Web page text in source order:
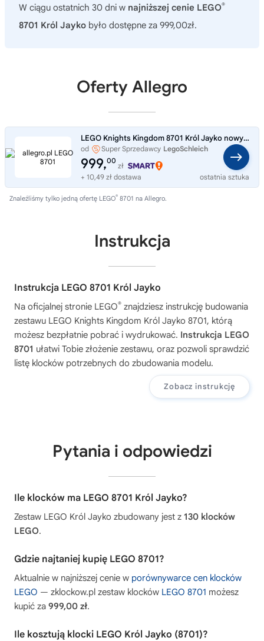
W ciągu ostatnich 30 dni w najniższej cenie LEGO®
8701 Król Jayko było dostępne za 999,00zł.
Oferty Allegro
LEGO Knights Kingdom 8701 Król Jayko nowy zestaw klocków unikat
od Super Sprzedawcy LegoSchleich
999,00
zł
+ 10,49 zł dostawa
ostatnia sztuka
Znaleźliśmy tylko jedną ofertę LEGO® 8701 na Allegro.
Instrukcja
Instrukcja LEGO 8701 Król Jayko
Na oficjalnej stronie LEGO® znajdziesz instrukcję budowania
zestawu LEGO Knights Kingdom Król Jayko 8701, którą
możesz bezpłatnie pobrać i wydrukować. Instrukcja LEGO
8701 ułatwi Tobie złożenie zestawu, oraz pozwoli sprawdzić
listę klocków potrzebnych do zbudowania modelu.
Zobacz instrukcję
Pytania i odpowiedzi
Ile klocków ma LEGO 8701 Król Jayko?
Zestaw LEGO Król Jayko zbudowany jest z 130 klocków
LEGO.
Gdzie najtaniej kupię LEGO 8701?
Aktualnie w najniższej cenie w porównywarce cen klocków
LEGO — zklockow.pl zestaw klocków LEGO 8701 możesz
kupić za 999,00 zł.
Ile kosztują klocki LEGO Król Jayko (8701)?